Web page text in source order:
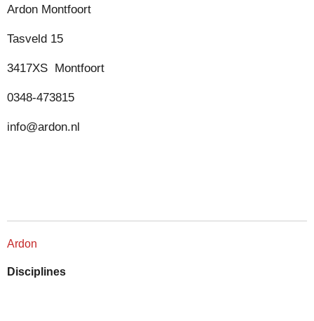
Ardon Montfoort
Tasveld 15
3417XS Montfoort
0348-473815
info@ardon.nl
Ardon
Disciplines